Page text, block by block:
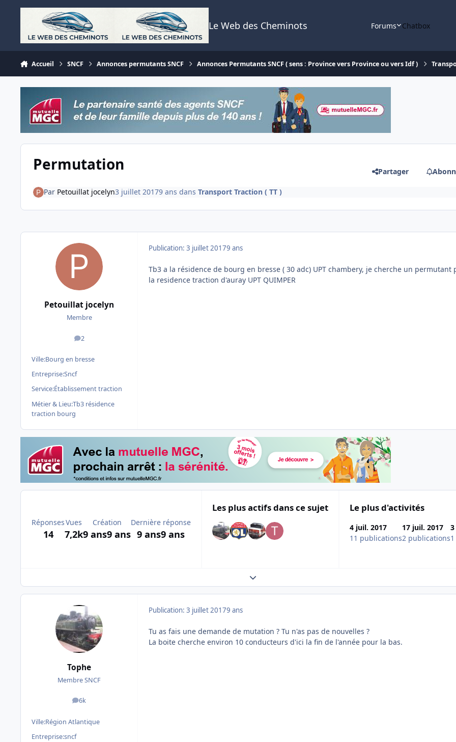
Aller au contenu
Le Web des Cheminots Forums Chatbox
Accueil SNCF Annonces permutants SNCF Annonces Permutants SNCF ( sens : Province vers Province ou vers Idf )
Permutation Partager
Par Petouillat jocelyn3 juillet 20179 ans dans Transport Traction ( TT )
Petouillat jocelyn
Membre
2
messages
Ville:Bourg en bresse
Entreprise:Sncf
Service:Établissement traction
Métier & Lieu:Tb3 résidence
traction bourg
Publication: 3 juillet 20179 ans
Tb3 a la résidence de bourg en bresse ( 30 adc) UPT chambery, je cherche un permutant
la residence traction d'auray UPT QUIMPER
Réponses
14
Vues
7,2k
Création
9 ans9 ans
Dernière réponse
9 ans9 ans
Les plus actifs dans ce sujet Le plus d'activités
4 juil. 2017
11 publications
17 juil. 2017
2 publications
Expand topic overview
Tophe
Membre SNCF
6k
messages
Ville:Région Atlantique
Entreprise:sncf
Publication: 3 juillet 20179 ans
Tu as fais une demande de mutation ? Tu n'as pas de nouvelles ?
La boite cherche environ 10 conducteurs d'ici la fin de l'année pour la bas.